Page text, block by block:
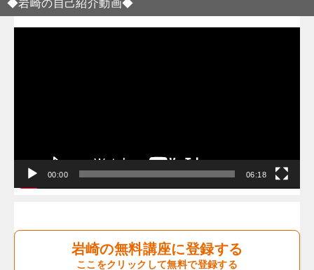
◆岩崎の自己紹介動画◆
00:00 06:18
岩崎の無料講座に登録する
ここをクリックして無料で登録する